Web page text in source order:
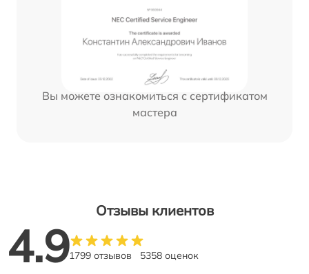
Вы можете ознакомиться с сертификатом
мастера
Отзывы клиентов
4.91799 отзывов 5358 оценок